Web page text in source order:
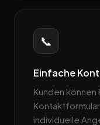
📞
Einfache
Kunden
individuelle